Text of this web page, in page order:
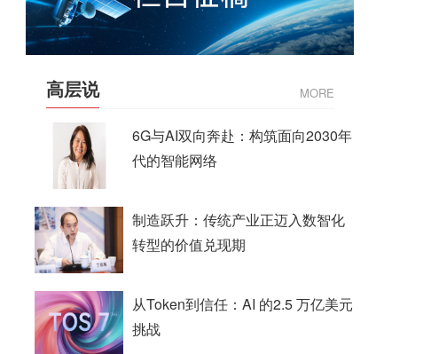
高层说 MORE
6G与AI双向奔赴：构筑面向2030年
代的智能网络
制造跃升：传统产业正迈入数智化
转型的价值兑现期
从Token到信任：AI 的2.5 万亿美元
挑战